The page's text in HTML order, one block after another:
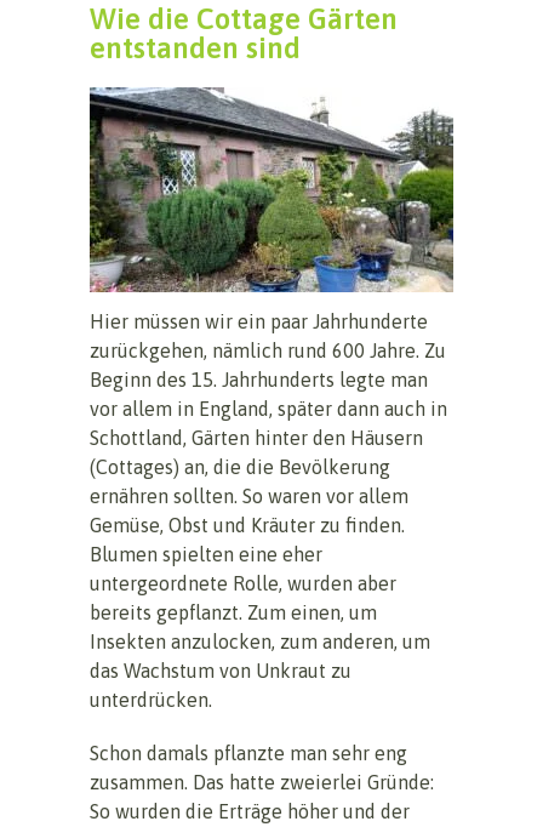
Wie die Cottage Gärten
entstanden sind
Hier müssen wir ein paar Jahrhunderte
zurückgehen, nämlich rund 600 Jahre. Zu
Beginn des 15. Jahrhunderts legte man
vor allem in England, später dann auch in
Schottland, Gärten hinter den Häusern
(Cottages) an, die die Bevölkerung
ernähren sollten. So waren vor allem
Gemüse, Obst und Kräuter zu finden.
Blumen spielten eine eher
untergeordnete Rolle, wurden aber
bereits gepflanzt. Zum einen, um
Insekten anzulocken, zum anderen, um
das Wachstum von Unkraut zu
unterdrücken.
Schon damals pflanzte man sehr eng
zusammen. Das hatte zweierlei Gründe:
So wurden die Erträge höher und der